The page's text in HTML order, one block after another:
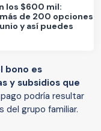
los $600 mil:
de 200 opciones
y así puedes
bono es
y subsidios que
podría resultar
del grupo familiar.